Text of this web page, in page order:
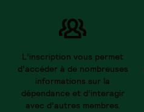
L’inscription vous permet
d’accéder à de nombreuses
informations sur la
dépendance et d’interagir
avec d’autres membres.